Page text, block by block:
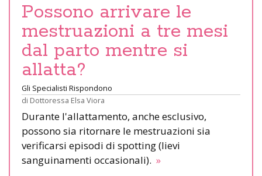
Possono arrivare le
mestruazioni a tre mesi
dal parto mentre si
allatta?
Gli Specialisti Rispondono
di Dottoressa Elsa Viora
Durante l'allattamento, anche esclusivo,
possono sia ritornare le mestruazioni sia
verificarsi episodi di spotting (lievi
sanguinamenti occasionali). »